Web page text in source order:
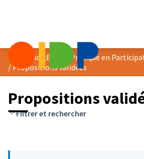
/Propositions validées
Propositions
Filtrer et rechercher